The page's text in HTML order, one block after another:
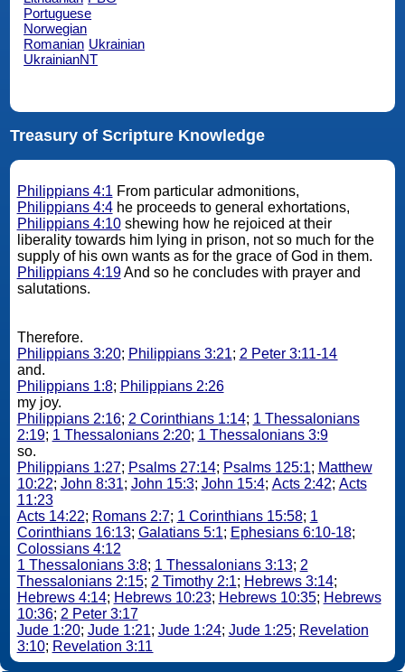
Portuguese
Norwegian
Romanian Ukrainian
UkrainianNT
Treasury of Scripture Knowledge
Philippians 4:1 From particular admonitions,
Philippians 4:4he proceeds to general exhortations,
Philippians 4:10shewing how he rejoiced at their
liberality towards him lying in prison, not so much for the
supply of his own wants as for the grace of God in them.
Philippians 4:19And so he concludes with prayer and
salutations.
Therefore.
Philippians 3:20; Philippians 3:21; 2 Peter 3:11-14
and.
Philippians 1:8; Philippians 2:26
my joy.
Philippians 2:16; 2 Corinthians 1:14; 1 Thessalonians
2:19; 1 Thessalonians 2:20; 1 Thessalonians 3:9
so.
Philippians 1:27; Psalms 27:14; Psalms 125:1; Matthew
10:22; John 8:31; John 15:3; John 15:4; Acts 2:42; Acts
11:23
Acts 14:22; Romans 2:7; 1 Corinthians 15:58; 1
Corinthians 16:13; Galatians 5:1; Ephesians 6:10-18;
Colossians 4:12
1 Thessalonians 3:8; 1 Thessalonians 3:13; 2
Thessalonians 2:15; 2 Timothy 2:1; Hebrews 3:14;
Hebrews 4:14; Hebrews 10:23; Hebrews 10:35; Hebrews
10:36; 2 Peter 3:17
Jude 1:20; Jude 1:21; Jude 1:24; Jude 1:25; Revelation
3:10; Revelation 3:11